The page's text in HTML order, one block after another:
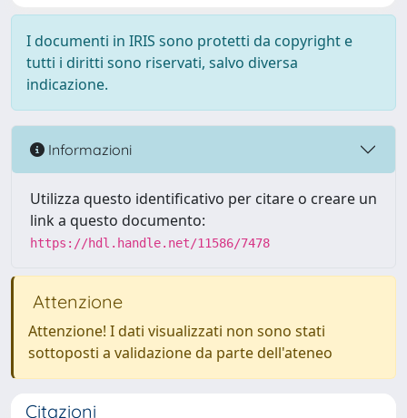
I documenti in IRIS sono protetti da copyright e
tutti i diritti sono riservati, salvo diversa
indicazione.
Informazioni
Utilizza questo identificativo per citare o creare un
link a questo documento:
https://hdl.handle.net/11586/7478
Attenzione
Attenzione! I dati visualizzati non sono stati
sottoposti a validazione da parte dell'ateneo
Citazioni